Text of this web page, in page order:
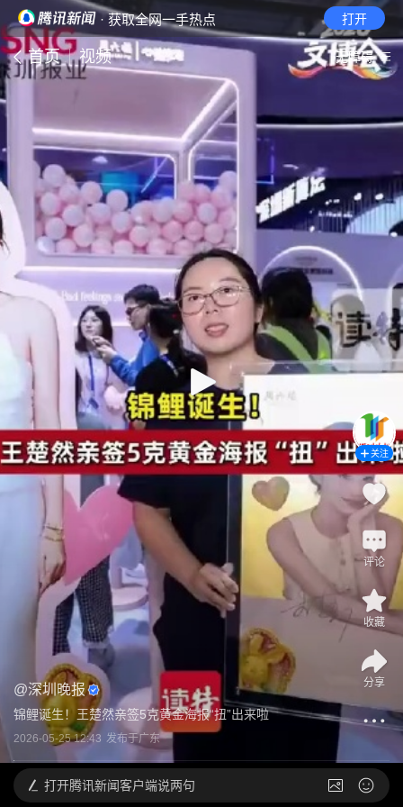
· 获取全网一手热点 打开
首页 视频 无障碍
@深圳晚报
锦鲤诞生！王楚然亲签5克黄金海报“扭”出来啦
2026-05-25 12:43 发布于广东
关注
评论
收藏
分享
打开腾讯新闻客户端说两句